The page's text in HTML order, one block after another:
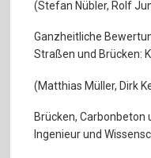
(Stefan Nübler, Rolf
Ganzheitliche
Straßen und Brücken:
(Matthias Müller, Dirk
Brücken, Carbonbeton
Ingenieur und